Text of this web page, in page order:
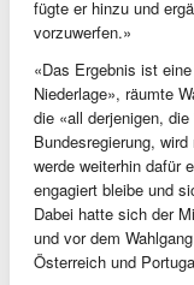
fügte er hinzu und
vorzuwerfen.»
«Das Ergebnis ist
Niederlage», räumte
die «all derjenigen,
Bundesregierung,
werde weiterhin dafür
engagiert bleibe und
Dabei hatte sich der
und vor dem
Österreich und